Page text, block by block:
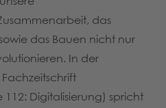
das
das Bauen nicht nur
In der
112: Digitalisierung) spricht